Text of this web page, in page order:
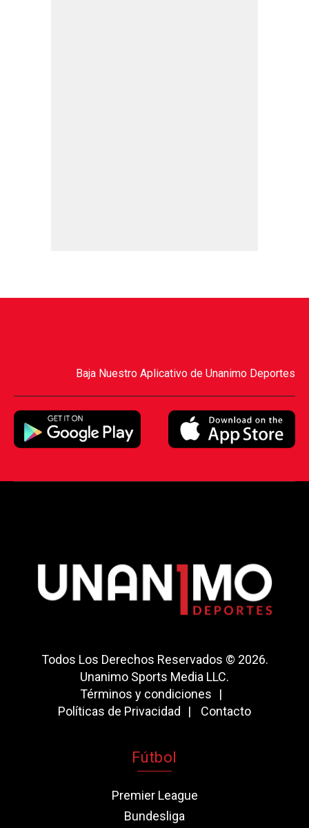
Baja Nuestro Aplicativo de Unanimo Deportes
Todos Los Derechos Reservados © 2026.
Unanimo Sports Media LLC.
Términos y condiciones
Políticas de Privacidad
Contacto
Fútbol
Premier League
Bundesliga